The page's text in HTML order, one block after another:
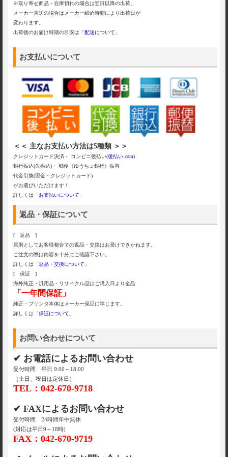
※取り寄せ商品・在庫切れの場合は翌日以降の出荷、
メーカー直送の場合はメーカー締め時間により出荷日が
変わります。
出荷後のお届け時期の目安は「配送について 」
お支払いについて
＜＜ 主なお支払い方法は5種類 ＞＞
クレジットカード決済・ コンビニ後払い(後払い.com)
銀行振込(先振込)・ 郵便（ゆうちょ銀行）振替
代金引換(現金・クレジットカード)
がお選びいただけます！
詳しくは「お支払いについて 」
返品・保証について
[ 返品 ]
原則としてお客様都合での返品・交換はお受けできかねます。
ご注文の際は内容を十分にご確認下さい。
詳しくは「返品・交換について 」
[ 保証 ]
海外純正・汎用品・リサイクル品はご購入日より全品
「一年間保証」
純正・プリンタ本体はメーカー保証に準じます。
詳しくは「保証について 」
お問い合わせについて
✔ お電話によるお問い合わせ
受付時間 平日 9:00～18:00
（土日、祝日は定休日）
TEL：042-670-9718
✔ FAXによるお問い合わせ
受付時間 24時間年中無休
(対応は平日9～18時)
FAX：042-670-9719